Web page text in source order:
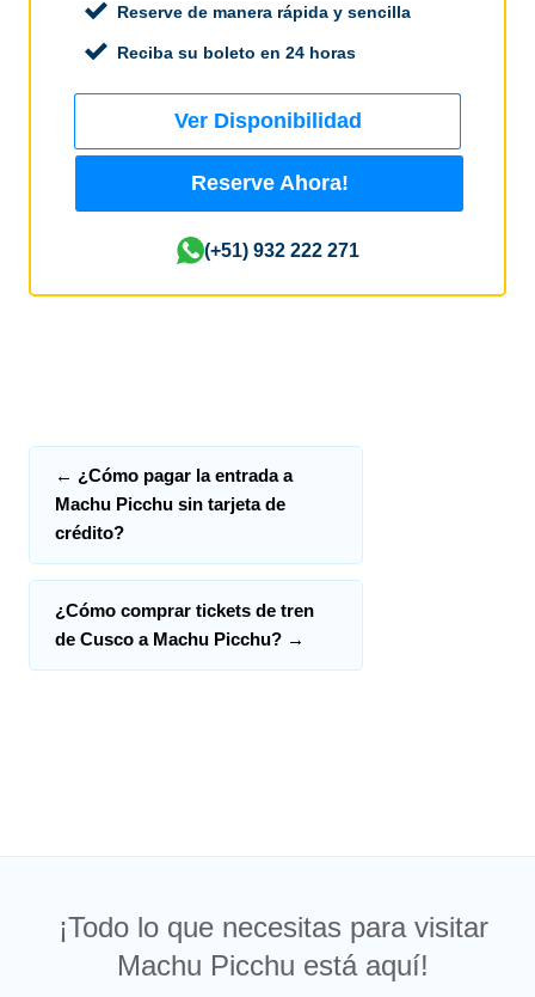
Reserve de manera rápida y sencilla
Reciba su boleto en 24 horas
Ver Disponibilidad
Reserve Ahora!
(+51) 932 222 271
← ¿Cómo pagar la entrada a
Machu Picchu sin tarjeta de
crédito?
¿Cómo comprar tickets de tren
de Cusco a Machu Picchu? →
¡Todo lo que necesitas para visitar
Machu Picchu está aquí!